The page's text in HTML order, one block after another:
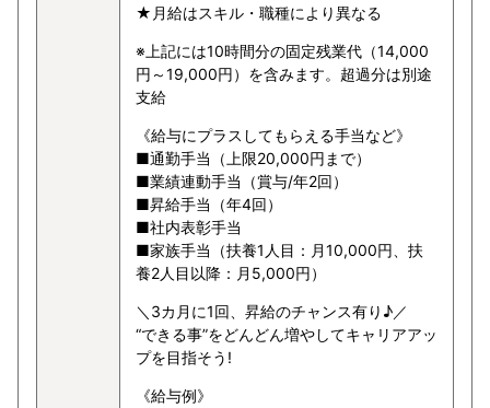
★月給はスキル・職種により異なる
※上記には10時間分の固定残業代（14,000
円～19,000円）を含みます。超過分は別途
支給
《給与にプラスしてもらえる手当など》
■通勤手当（上限20,000円まで）
■業績連動手当（賞与/年2回）
■昇給手当（年4回）
■社内表彰手当
■家族手当（扶養1人目：月10,000円、扶
養2人目以降：月5,000円）
＼3カ月に1回、昇給のチャンス有り♪／
“できる事”をどんどん増やしてキャリアアッ
プを目指そう!
《給与例》